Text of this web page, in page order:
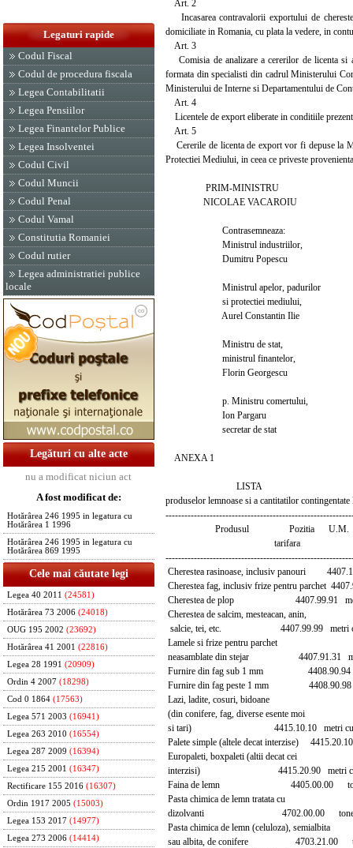
Legaturi rapide
Codul Fiscal
Codul de procedura fiscala
Legea Contabilitatii
Legea Pensiilor
Legea Finantelor Publice
Legea Insolventei
Codul Civil
Codul Muncii
Codul Penal
Codul Vamal
Constitutia Romaniei
Codul rutier
Legea administratiei publice
locale
Legături cu alte acte
nu a modificat niciun act
A fost modificat de:
Hotărârea 246 1995 in legatura cu
Hotărârea 1 1996
Hotărârea 246 1995 in legatura cu
Hotărârea 869 1995
Cele mai căutate legi
Legea 40 2011 (24581)
Hotărârea 73 2006 (24018)
OUG 195 2002 (23692)
Hotărârea 41 2001 (22816)
Legea 28 1991 (20909)
Ordin 4 2007 (18298)
Cod 0 1864 (17563)
Legea 571 2003 (16941)
Legea 263 2010 (16554)
Legea 287 2009 (16394)
Legea 215 2001 (16347)
Rectificare 155 2016 (16307)
Ordin 1917 2005 (15003)
Legea 153 2017 (14977)
Legea 273 2006 (14414)
Art. 2
Incasarea contravalorii exportului de
domiciliate in Romania, cu plata la vedere, in
Art. 3
Comisia de analizare a cererilor de licenta si
formata din specialisti din cadrul Ministerului
Ministerului de Interne si Departamentului de
Art. 4
Licentele de export eliberate in conditiile
Art. 5
Cererile de licenta de export vor fi depuse la
Protectiei Mediului, in ceea ce priveste
PRIM-MINISTRU
NICOLAE VACAROIU
Contrasemneaza:
Ministrul industriilor,
Dumitru Popescu
Ministrul apelor, padurilor
si protectiei mediului,
Aurel Constantin Ilie
Ministru de stat,
ministrul finantelor,
Florin Georgescu
p. Ministru comertului,
Ion Pargaru
secretar de stat
ANEXA 1
LISTA
produselor lemnoase si a cantitatilor
Produsul Pozitia U.M.
tarifara
Cherestea rasinoase, inclusiv panouri
Cherestea fag, inclusiv frize pentru parchet
Cherestea de plop 4407.99.91
Cherestea de salcim, mesteacan, anin,
salcie, tei, etc. 4407.99.99 metri
Lamele si frize pentru parchet
neasamblate din stejar 4407.91.31
Furnire din fag sub 1 mm
Furnire din fag peste 1 mm
Lazi, ladite, cosuri, bidoane
(din conifere, fag, diverse esente moi
si tari) 4415.10.10 metri cubi
Palete simple (altele decat interzise)
Europaleti, boxpaleti (altii decat cei
interzisi) 4415.20.90 metri
Faina de lemn 4405.00.00
Pasta chimica de lemn tratata cu
dizolvanti 4702.00.00 tone
Pasta chimica de lemn (celuloza), semialbita
sau albita, de conifere 4703.21.00